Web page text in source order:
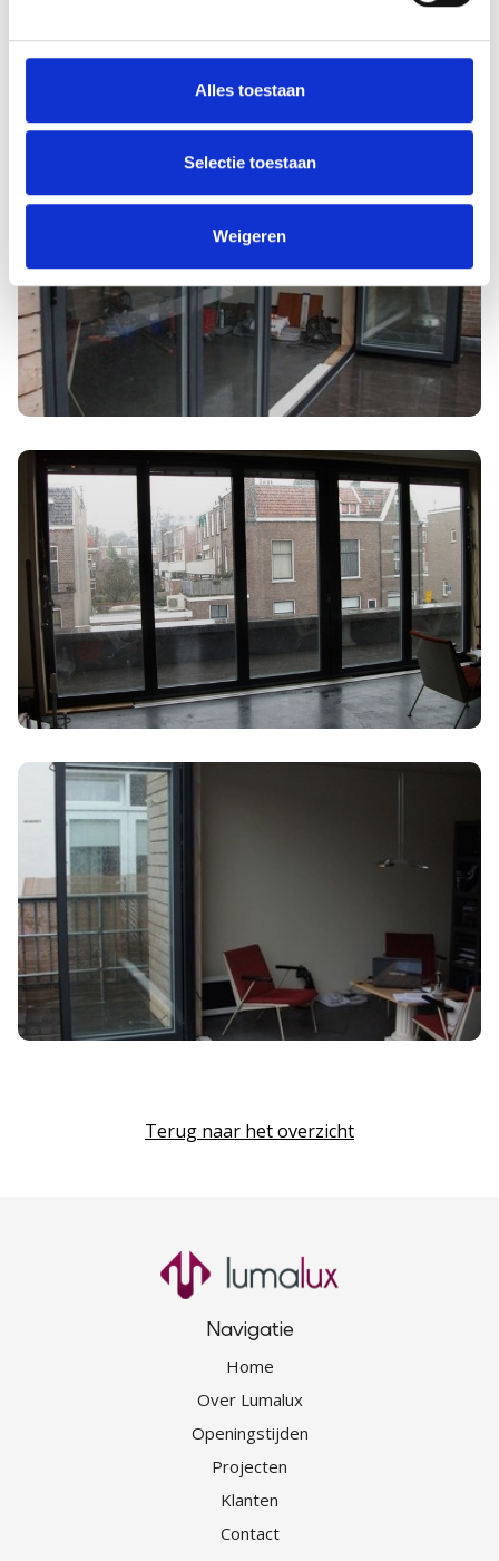
Alles toestaan
Selectie toestaan
Weigeren
Terug naar het overzicht
Navigatie
Home
Over Lumalux
Openingstijden
Projecten
Klanten
Contact